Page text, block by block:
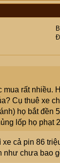
mua rất nhiều.
Cụ thuê xe
họ bắt đền
lốp họ phạt
xe cả pin 86
như chưa bao